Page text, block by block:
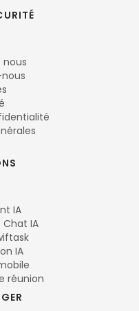
nous
IA
IA
IA
réunion